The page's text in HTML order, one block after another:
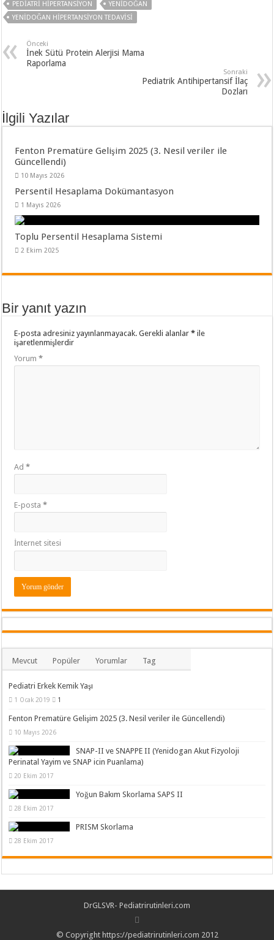
PEDIATRI HIPERTANSIYON
YENIDOĞAN
YENIDOĞAN HIPERTANSIYON TEDAVISI
Önceki
İnek Sütü Protein Alerjisi Mama
Raporlama
Sonraki
Pediatrik Antihipertansif İlaç
Dozları
İlgili Yazılar
Fenton Prematüre Gelişim 2025 (3. Nesil veriler ile
Güncellendi)
10 Mayıs 2026
Persentil Hesaplama Dokümantasyon
1 Mayıs 2026
Toplu Persentil Hesaplama Sistemi
2 Ekim 2025
Bir yanıt yazın
E-posta adresiniz yayınlanmayacak. Gerekli alanlar* ile
işaretlenmişlerdir
Yorum*
Ad*
E-posta*
İnternet sitesi
Mevcut Popüler Yorumlar Tag
Pediatri Erkek Kemik Yaşı
1 Ocak 2019 1
Fenton Prematüre Gelişim 2025 (3. Nesil veriler ile Güncellendi)
10 Mayıs 2026
SNAP-II ve SNAPPE II (Yenidogan Akut Fizyoloji
Perinatal Yayim ve SNAP icin Puanlama)
20 Ekim 2017
Yoğun Bakım Skorlama SAPS II
28 Ekim 2017
PRISM Skorlama
28 Ekim 2017
DrGLSVR- Pediatrirutinleri.com
© Copyright https://pediatrirutinleri.com 2012